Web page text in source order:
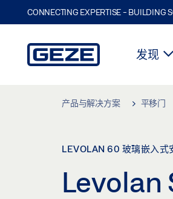
CONNECTING EXPERTISE - BUILDING
发现
产品与解决方案 平移门
LEVOLAN 60 玻璃嵌入式
Levolan